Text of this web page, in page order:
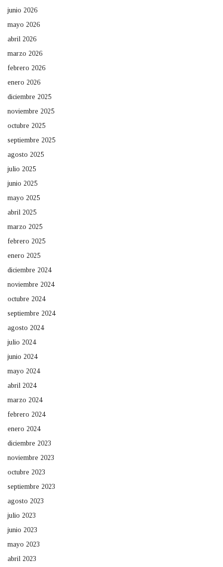
junio 2026
mayo 2026
abril 2026
marzo 2026
febrero 2026
enero 2026
diciembre 2025
noviembre 2025
octubre 2025
septiembre 2025
agosto 2025
julio 2025
junio 2025
mayo 2025
abril 2025
marzo 2025
febrero 2025
enero 2025
diciembre 2024
noviembre 2024
octubre 2024
septiembre 2024
agosto 2024
julio 2024
junio 2024
mayo 2024
abril 2024
marzo 2024
febrero 2024
enero 2024
diciembre 2023
noviembre 2023
octubre 2023
septiembre 2023
agosto 2023
julio 2023
junio 2023
mayo 2023
abril 2023